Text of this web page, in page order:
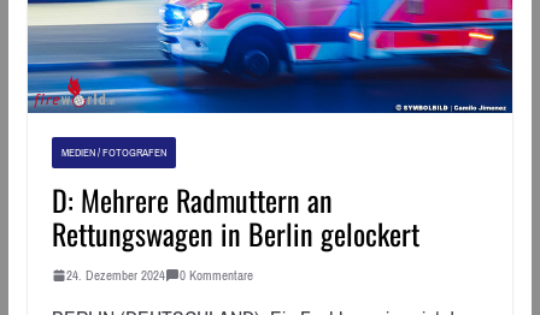
MEDIEN / FOTOGRAFEN
D: Mehrere Radmuttern an
Rettungswagen in Berlin gelockert
24. Dezember 2024 0 Kommentare